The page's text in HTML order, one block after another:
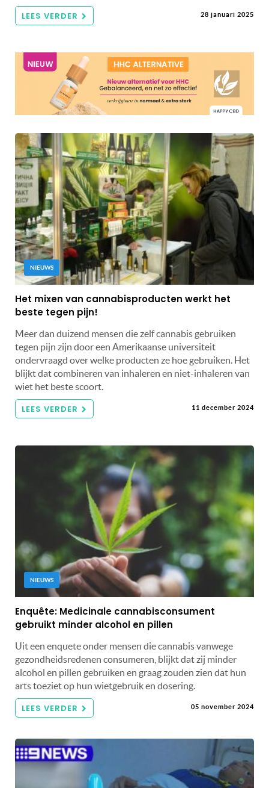
LEES VERDER 28 januari 2025
NIEUWS
Het mixen van cannabisproducten werkt het
beste tegen pijn!
Meer dan duizend mensen die zelf cannabis gebruiken
tegen pijn zijn door een Amerikaanse universiteit
ondervraagd over welke producten ze hoe gebruiken. Het
blijkt dat combineren van inhaleren en niet-inhaleren van
wiet het beste scoort.
LEES VERDER 11 december 2024
NIEUWS
Enquête: Medicinale cannabisconsument
gebruikt minder alcohol en pillen
Uit een enquete onder mensen die cannabis vanwege
gezondheidsredenen consumeren, blijkt dat zij minder
alcohol en pillen gebruiken en graag zouden zien dat hun
arts toeziet op hun wietgebruik en dosering.
LEES VERDER 05 november 2024